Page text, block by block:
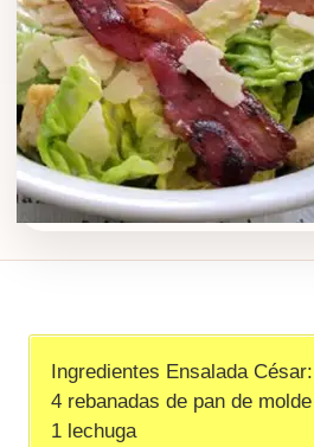
Ingredientes Ensalada César:
4 rebanadas de pan de molde
1 lechuga